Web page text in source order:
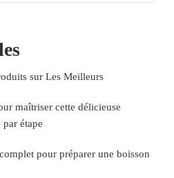
sur Les Meilleurs
maîtriser cette délicieuse
étape
pour préparer une boisson